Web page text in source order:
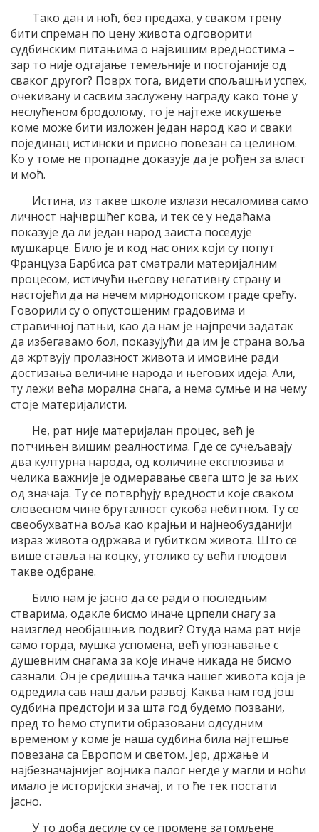
Тако дан и ноћ, без предаха, у сваком трену
бити спреман по цену живота одговорити
судбинским питањима о највишим вредностима –
зар то није одгајање темељније и постојаније од
сваког другог? Поврх тога, видети спољашњи успех,
очекивану и сасвим заслужену награду како тоне у
неслућеном бродолому, то је најтеже искушење
коме може бити изложен један народ као и сваки
појединац истински и присно повезан са целином.
Ко у томе не пропадне доказује да је рођен за власт
и моћ.
Истина, из такве школе излази несаломива само
личност најчвршћег кова, и тек се у недаћама
показује да ли један народ заиста поседује
мушкарце. Било је и код нас оних који су попут
Француза Барбиса рат сматрали материјалним
процесом, истичући његову негативну страну и
настојећи да на нечем мирнодопском граде срећу.
Говорили су о опустошеним градовима и
стравичној патњи, као да нам је најпречи задатак
да избегавамо бол, показујући да им је страна воља
да жртвују пролазност живота и имовине ради
достизања величине народа и његових идеја. Али,
ту лежи већа морална снага, а нема сумње и на чему
стоје материјалисти.
Не, рат није материјалан процес, већ је
потчињен вишим реалностима. Где се сучељавају
два културна народа, од количине експлозива и
челика важније је одмеравање свега што је за њих
од значаја. Ту се потврђују вредности које сваком
словесном чине бруталност сукоба небитном. Ту се
свеобухватна воља као крајњи и најнеобузданији
израз живота одржава и губитком живота. Што се
више ставља на коцку, утолико су већи плодови
такве одбране.
Било нам је јасно да се ради о последњим
стварима, одакле бисмо иначе црпели снагу за
наизглед необјашњив подвиг? Отуда нама рат није
само горда, мушка успомена, већ упознавање с
душевним снагама за које иначе никада не бисмо
сазнали. Он је средишња тачка нашег живота која је
одредила сав наш даљи развој. Каква нам год још
судбина предстоји и за шта год будемо позвани,
пред то ћемо ступити образовани одсудним
временом у коме је наша судбина била најтешње
повезана са Европом и светом. Јер, држање и
најбезначајнијег војника палог негде у магли и ноћи
имало је историјски значај, и то ће тек постати
јасно.
У то доба десиле су се промене затомљене